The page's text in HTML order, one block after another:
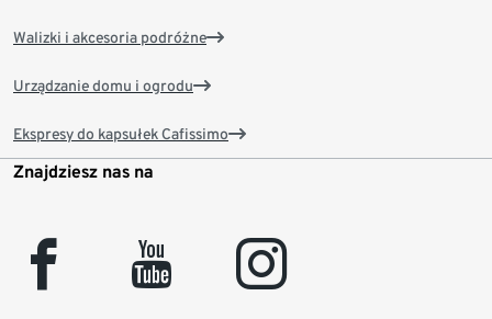
Walizki i akcesoria podróżne
Urządzanie domu i ogrodu
Ekspresy do kapsułek Cafissimo
Znajdziesz nas na
facebook youtube instagram